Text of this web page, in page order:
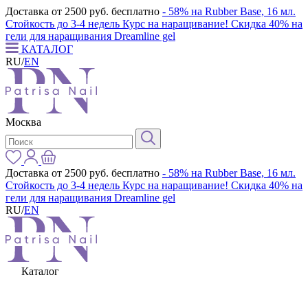
Доставка от 2500 руб. бесплатно - 58% на Rubber Base, 16 мл.
Стойкость до 3-4 недель Курс на наращивание! Скидка 40% на
гели для наращивания Dreamline gel
КАТАЛОГ
RU/EN
Москва
Доставка от 2500 руб. бесплатно - 58% на Rubber Base, 16 мл.
Стойкость до 3-4 недель Курс на наращивание! Скидка 40% на
гели для наращивания Dreamline gel
RU/EN
Каталог